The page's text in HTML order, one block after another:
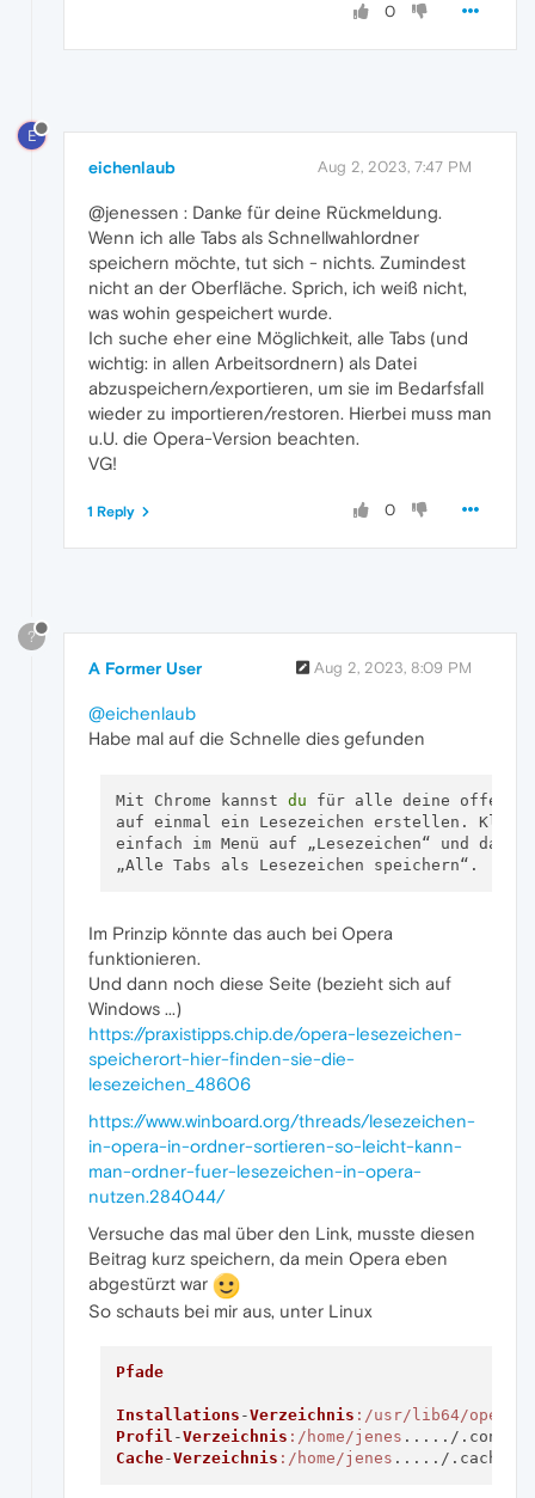
0
E
eichenlaub Aug 2, 2023, 7:47 PM
@jenessen : Danke für deine Rückmeldung.
Wenn ich alle Tabs als Schnellwahlordner
speichern möchte, tut sich - nichts. Zumindest
nicht an der Oberfläche. Sprich, ich weiß nicht,
was wohin gespeichert wurde.
Ich suche eher eine Möglichkeit, alle Tabs (und
wichtig: in allen Arbeitsordnern) als Datei
abzuspeichern/exportieren, um sie im Bedarfsfall
wieder zu importieren/restoren. Hierbei muss man
u.U. die Opera-Version beachten.
VG!
0
1 Reply
?
A Former User Aug 2, 2023, 8:09 PM
@eichenlaub
Habe mal auf die Schnelle dies gefunden
Mit Chrome kannst du für alle deine offenen
auf einmal ein Lesezeichen erstellen.
einfach im Menü auf „Lesezeichen“ und dann
Im Prinzip könnte das auch bei Opera
funktionieren.
Und dann noch diese Seite (bezieht sich auf
Windows ...)
https://praxistipps.chip.de/opera-lesezeichen-
speicherort-hier-finden-sie-die-
lesezeichen_48606
https://www.winboard.org/threads/lesezeichen-
in-opera-in-ordner-sortieren-so-leicht-kann-
man-ordner-fuer-lesezeichen-in-opera-
nutzen.284044/
Versuche das mal über den Link, musste diesen
Beitrag kurz speichern, da mein Opera eben
abgestürzt war
So schauts bei mir aus, unter Linux
Pfade
Installations -Verzeichnis :/usr/lib64/opera
Profil -Verzeichnis :/home/jenes
Cache-Verzeichnis :/home/jenes